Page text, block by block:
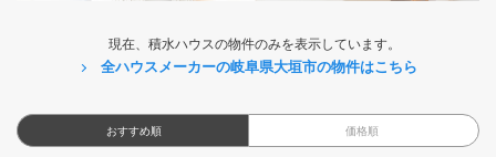
現在、積水ハウスの物件のみを表示しています。
全ハウスメーカーの岐阜県大垣市の物件はこちら
おすすめ順 価格順